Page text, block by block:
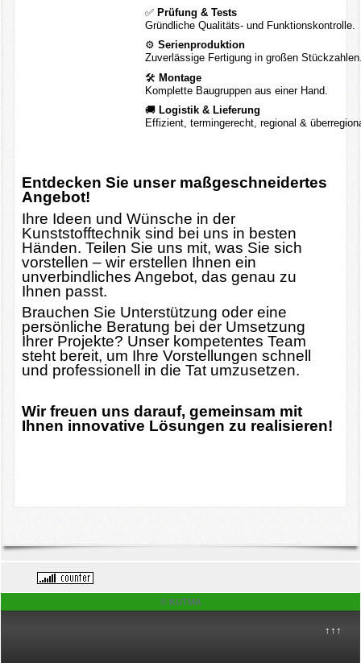
✅ Prüfung & Tests
Gründliche Qualitäts- und Funktionskontrolle.
⚙️ Serienproduktion
Zuverlässige Fertigung in großen
🛠️ Montage
Komplette Baugruppen aus einer Hand.
🚚 Logistik & Lieferung
Effizient, termingerecht, regional &
Entdecken Sie unser maßgeschneidertes
Angebot!
Ihre Ideen und Wünsche in der
Kunststofftechnik sind bei uns in besten
Händen. Teilen Sie uns mit, was Sie sich
vorstellen – wir erstellen Ihnen ein
unverbindliches Angebot, das genau zu
Ihnen passt.
Brauchen Sie Unterstützung oder eine
persönliche Beratung bei der Umsetzung
Ihrer Projekte? Unser kompetentes Team
steht bereit, um Ihre Vorstellungen schnell
und professionell in die Tat umzusetzen.
Wir freuen uns darauf, gemeinsam mit
Ihnen innovative Lösungen zu realisieren!
© KUTMA
↑↑↑